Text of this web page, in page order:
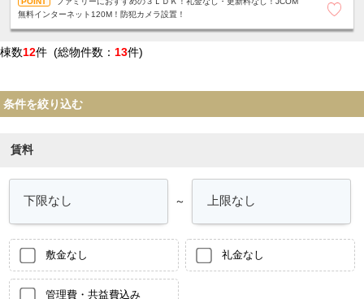
無料インターネット120M！防犯カメラ設置！
棟数12件 (総物件数： 13件)
条件を絞り込む
賃料
～
敷金なし 礼金なし
管理費・共益費込み